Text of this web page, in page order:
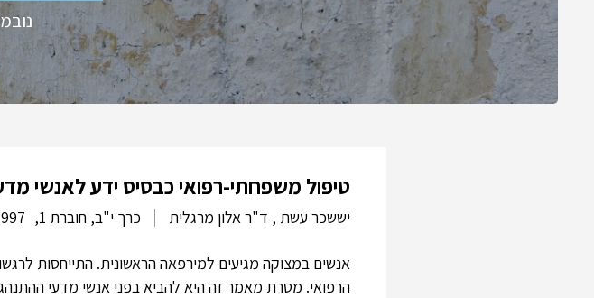
טיפול משפחתי-רפואי כבסיס ידע לאנשי
יששכר עשת , ד"ר אלון מרגלית כרך י"ב, חוברת 1,
אנשים במצוקה מגיעים למירפאה הראשונית. התייחסות
הרפואי. מטרת מאמר זה היא להביא בפני אנשי מדעי